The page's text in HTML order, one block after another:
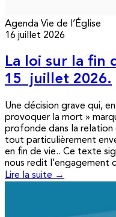
Agenda Vie de l’Église
16 juillet 2026
La loi sur la fin
15 juillet 2026.
Une décision grave qui,
provoquer la mort »
profonde dans la relation
tout particulièrement
en fin de vie.. Ce texte
nous redit l’engagement
Lire la suite →